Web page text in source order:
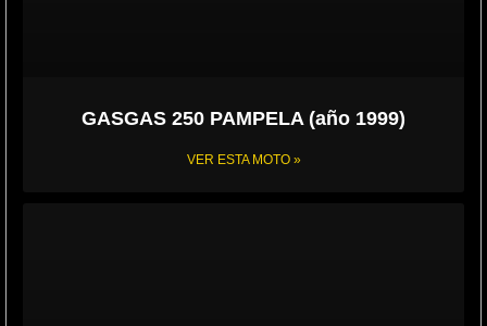
GASGAS 250 PAMPELA (año 1999)
VER ESTA MOTO »